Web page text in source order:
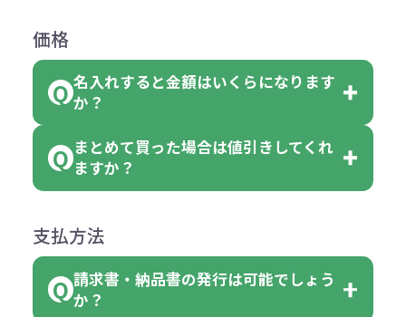
但し、ロゴなど名入れ印刷をされる
費用）
れ等分で100個ずつ入って参ります。
（割り切れない場合は数個単位で前
後する場合もございます）
色指定できる商品に付きましては商
品詳細の購入の所で色が選べるよう
になっております。
い。
例えば…
クエアトート」を300個注文した場
クエアトート」は10個単位でしたら
色を指定出来るので、ピンクを100
個、ブルーを90個、イエローを110
がございます。
ご注文の際は、十分にご確認・ご検
めご了承ください。
ただし下記の場合は承っております
●初期不良または不良品（破損、故
障）の場合
合
●名入れ、オリジナルの内容が異な
っていた場合
価格
名入れすると金額はいくらになります
か？
名入れありの場合の代金の計算方法
は下記の通りです。
計算例：
＜1色印刷の場合＞
（提供価格（商品代）+名入れ費用
まとめて買った場合は値引きしてくれ
ますか？
商品によりますが、お見積もりさせ
ていただきます。
見積もりサポートから個別でお問い
支払方法
請求書・納品書の発行は可能でしょう
か？